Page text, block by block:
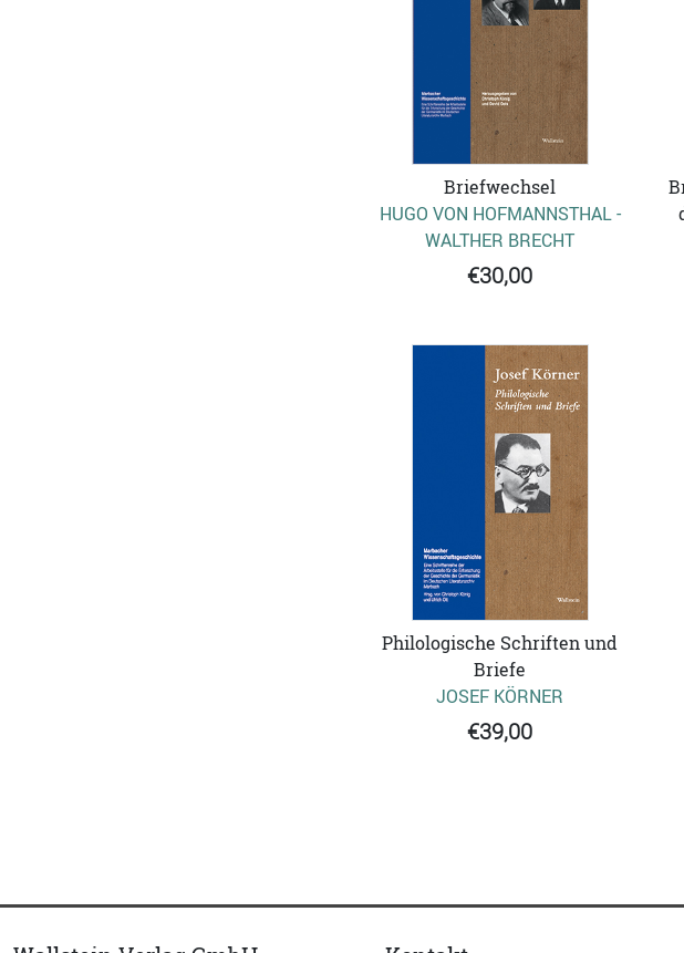
Briefwechsel
HUGO VON HOFMANNSTHAL -
WALTHER BRECHT
€30,00
Philologische Schriften und
Briefe
JOSEF KÖRNER
€39,00